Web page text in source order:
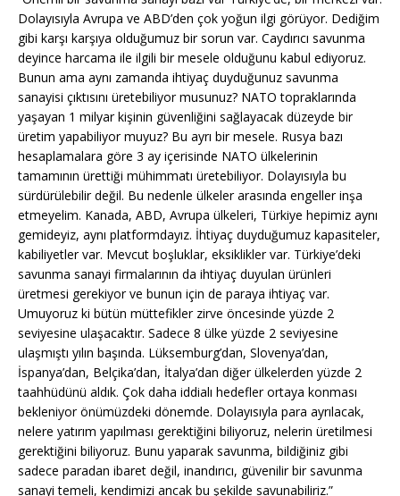
Dolayısıyla Avrupa ve ABD’den çok yoğun ilgi görüyor. Dediğim
gibi karşı karşıya olduğumuz bir sorun var. Caydırıcı savunma
deyince harcama ile ilgili bir mesele olduğunu kabul ediyoruz.
Bunun ama aynı zamanda ihtiyaç duyduğunuz savunma
sanayisi çıktısını üretebiliyor musunuz? NATO topraklarında
yaşayan 1 milyar kişinin güvenliğini sağlayacak düzeyde bir
üretim yapabiliyor muyuz? Bu ayrı bir mesele. Rusya bazı
hesaplamalara göre 3 ay içerisinde NATO ülkelerinin
tamamının ürettiği mühimmatı üretebiliyor. Dolayısıyla bu
sürdürülebilir değil. Bu nedenle ülkeler arasında engeller inşa
etmeyelim. Kanada, ABD, Avrupa ülkeleri, Türkiye hepimiz aynı
gemideyiz, aynı platformdayız. İhtiyaç duyduğumuz kapasiteler,
kabiliyetler var. Mevcut boşluklar, eksiklikler var. Türkiye’deki
savunma sanayi firmalarının da ihtiyaç duyulan ürünleri
üretmesi gerekiyor ve bunun için de paraya ihtiyaç var.
Umuyoruz ki bütün müttefikler zirve öncesinde yüzde 2
seviyesine ulaşacaktır. Sadece 8 ülke yüzde 2 seviyesine
ulaşmıştı yılın başında. Lüksemburg’dan, Slovenya’dan,
İspanya’dan, Belçika’dan, İtalya’dan diğer ülkelerden yüzde 2
taahhüdünü aldık. Çok daha iddialı hedefler ortaya konması
bekleniyor önümüzdeki dönemde. Dolayısıyla para ayrılacak,
nelere yatırım yapılması gerektiğini biliyoruz, nelerin üretilmesi
gerektiğini biliyoruz. Bunu yaparak savunma, bildiğiniz gibi
sadece paradan ibaret değil, inandırıcı, güvenilir bir savunma
sanayi temeli, kendimizi ancak bu şekilde savunabiliriz.”